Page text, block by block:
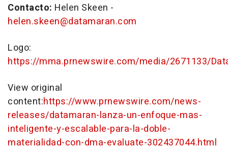
Contacto: Helen Skeen -
helen.skeen@datamaran.com
Logo:
https://mma.prnewswire.com/media/2671133/
View original
content:https://www.prnewswire.com/news-
releases/datamaran-lanza-un-enfoque-mas-
inteligente-y-escalable-para-la-doble-
materialidad-con-dma-evaluate-302437044.html